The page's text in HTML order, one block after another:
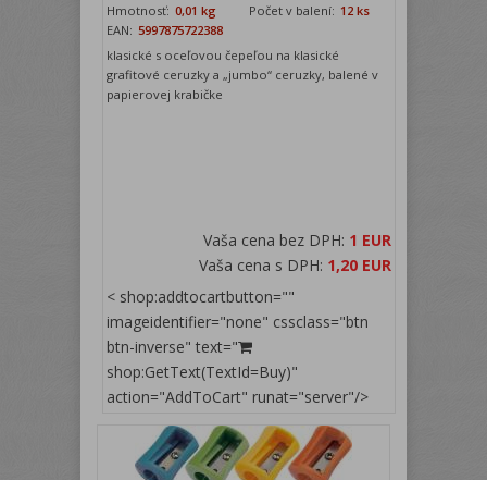
Hmotnosť: 0,01 kg Počet v balení: 12 ks
EAN: 5997875722388
klasické s oceľovou čepeľou na klasické
grafitové ceruzky a „jumbo“ ceruzky, balené v
papierovej krabičke
Vaša cena bez DPH: 1 EUR
Vaša cena s DPH: 1,20 EUR
< shop:addtocartbutton=""
imageidentifier="none" cssclass="btn
btn-inverse" text="
shop:GetText(TextId=Buy)"
action="AddToCart" runat="server"/>